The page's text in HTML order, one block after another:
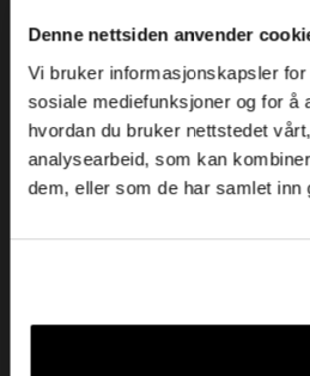
Denne nettsiden anvender
Vi bruker informasjonskapsler
sosiale mediefunksjoner og for å
hvordan du bruker nettstedet
analysearbeid, som kan
dem, eller som de har samlet
Personvern
Holtegata 26, 0355 Oslo
Telefon: +47 22 92 50 00
E-post: kundeservice@tendenz.net
Nyttige lenker
Datablad